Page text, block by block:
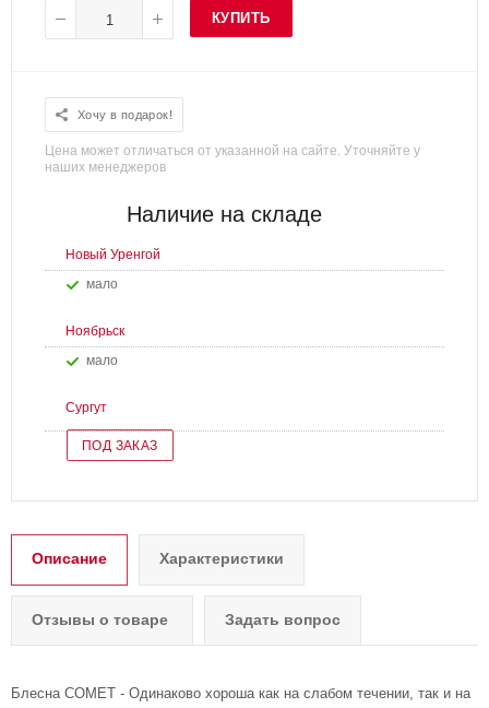
КУПИТЬ
Хочу в подарок!
Цена может отличаться от указанной на сайте. Уточняйте у
наших менеджеров
Наличие на складе
Новый Уренгой
Мало
Ноябрьск
Мало
Сургут
ПОД ЗАКАЗ
Описание Характеристики
Отзывы о товаре Задать вопрос
Блесна COMET - Одинаково хороша как на слабом течении, так и на